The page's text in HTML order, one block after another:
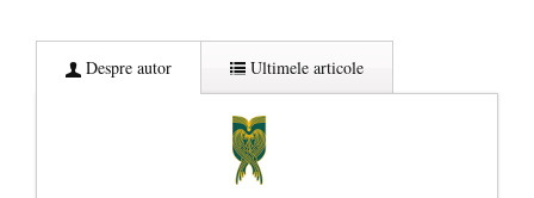
Despre autor Ultimele articole